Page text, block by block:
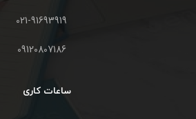
021-91693919
09120807186
ساعات کاری